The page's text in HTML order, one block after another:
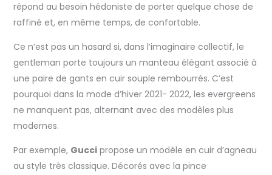
répond au besoin hédoniste de porter quelque chose de
raffiné et, en même temps, de confortable.
Ce n’est pas un hasard si, dans l’imaginaire collectif, le
gentleman porte toujours un manteau élégant associé à
une paire de gants en cuir souple rembourrés. C’est
pourquoi dans la mode d’hiver 2021- 2022, les evergreens
ne manquent pas, alternant avec des modèles plus
modernes.
Par exemple, Guccipropose un modèle en cuir d’agneau
au style très classique. Décorés avec la pince